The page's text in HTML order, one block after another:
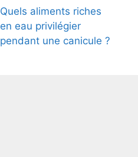
Quels aliments riches
en eau privilégier
pendant une canicule ?